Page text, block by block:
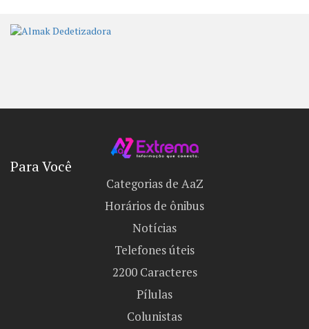
Para Você
Categorias de AaZ
Horários de ônibus
Notícias
Telefones úteis
2200 Caracteres
Pílulas
Colunistas